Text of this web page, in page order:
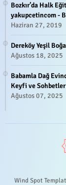
Bozkır’da Halk
yakupcetincom -
Haziran 27, 2019
Dereköy Yeşil
Ağustos 18, 2025
Babamla Dağ
Keyfi ve
Ağustos 07, 2025
Wind Spot